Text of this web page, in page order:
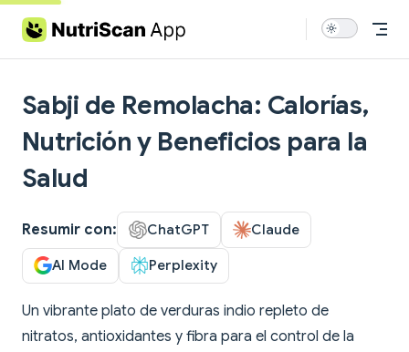
Skip to content
Sabji de Remolacha: Calorías,
Nutrición y Beneficios para la
Salud
Resumir con: ChatGPT Claude
AI Mode Perplexity
Un vibrante plato de verduras indio repleto de
nitratos, antioxidantes y fibra para el control de la